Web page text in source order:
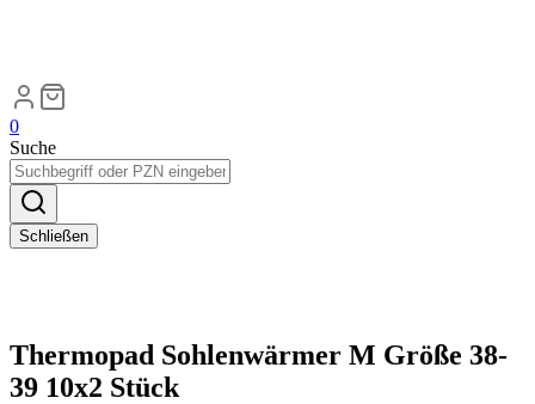
0
Suche
Schließen
Thermopad Sohlenwärmer M Größe 38-
39 10x2 Stück